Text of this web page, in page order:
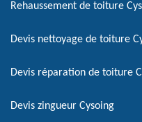
Rehaussement de toiture
Devis nettoyage de toiture
Devis réparation de toiture
Devis zingueur Cysoing